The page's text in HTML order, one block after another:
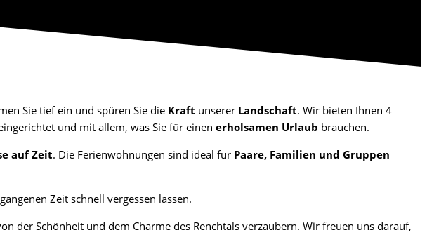
Sie tief ein und spüren Sie die Kraft unserer Landschaft. Wir bieten Ihnen 4
und mit allem, was Sie für einen erholsamen Urlaub brauchen.
auf Zeit. Die Ferienwohnungen sind ideal für Paare, Familien und Gruppen
Zeit schnell vergessen lassen.
der Schönheit und dem Charme des Renchtals verzaubern. Wir freuen uns darauf,